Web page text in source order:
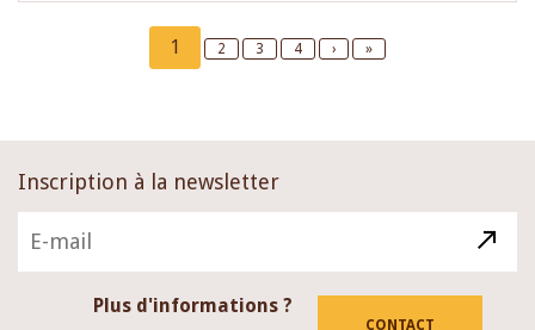
Current
page
1 Page
2 Page
3 Page
4
Next
›
Last
»
Inscription à la newsletter
Plus d'informations ?
CONTACT